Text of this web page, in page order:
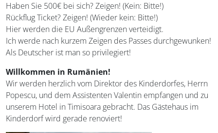
Haben Sie 500€ bei sich? Zeigen! (Kein: Bitte!)
Rückflug Ticket? Zeigen! (Wieder kein: Bitte!)
Hier werden die EU Außengrenzen verteidigt.
Ich werde nach kurzem Zeigen des Passes durchgewunken!
Als Deutscher ist man so privilegiert!
Willkommen in Rumänien!
Wir werden herzlich vom Direktor des Kinderdorfes, Herrn
Popescu, und dem Assistenten Valentin empfangen und zu
unserem Hotel in Timisoara gebracht. Das Gästehaus im
Kinderdorf wird gerade renoviert!